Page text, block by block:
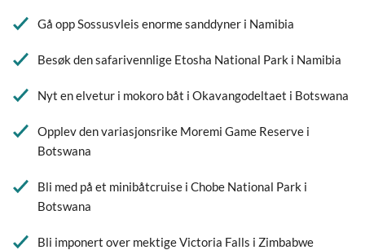
Gå opp Sossusvleis enorme sanddyner i Namibia
Besøk den safarivennlige Etosha National Park i Namibia
Nyt en elvetur i mokoro båt i Okavangodeltaet i Botswana
Opplev den variasjonsrike Moremi Game Reserve i
Botswana
Bli med på et minibåtcruise i Chobe National Park i
Botswana
Bli imponert over mektige Victoria Falls i Zimbabwe